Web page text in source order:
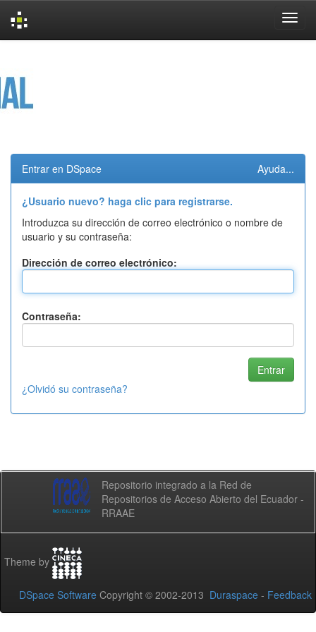
Entrar en DSpace Ayuda...
¿Usuario nuevo? haga clic para registrarse.
Introduzca su dirección de correo electrónico o nombre de
usuario y su contraseña:
Dirección de correo electrónico:
Contraseña:
¿Olvidó su contraseña?
Repositorio integrado a la Red de
Repositorios de Acceso Abierto del Ecuador -
RRAAE
Theme by
DSpace Software Copyright © 2002-2013 Duraspace - Feedback